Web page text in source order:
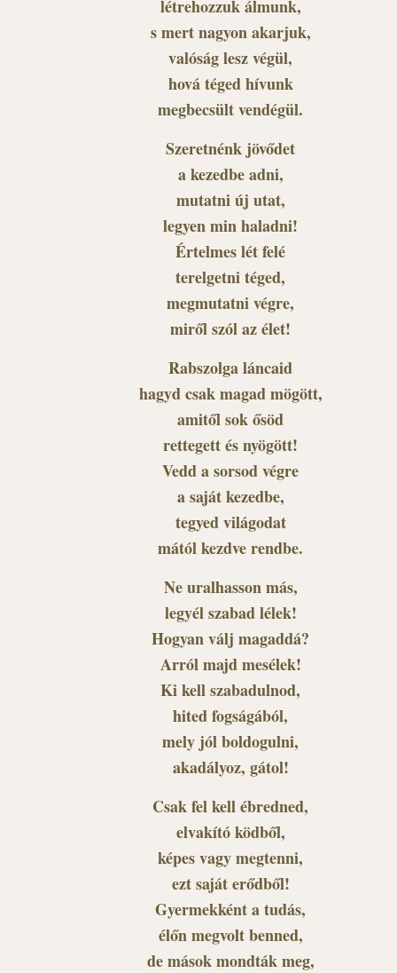
létrehozzuk álmunk,
s mert nagyon akarjuk,
valóság lesz végül,
hová téged hívunk
megbecsült vendégül.
Szeretnénk jövődet
a kezedbe adni,
mutatni új utat,
legyen min haladni!
Értelmes lét felé
terelgetni téged,
megmutatni végre,
miről szól az élet!
Rabszolga láncaid
hagyd csak magad mögött,
amitől sok ősöd
rettegett és nyögött!
Vedd a sorsod végre
a saját kezedbe,
tegyed világodat
mától kezdve rendbe.
Ne uralhasson más,
legyél szabad lélek!
Hogyan válj magaddá?
Arról majd mesélek!
Ki kell szabadulnod,
hited fogságából,
mely jól boldogulni,
akadályoz, gátol!
Csak fel kell ébredned,
elvakító ködből,
képes vagy megtenni,
ezt saját erődből!
Gyermekként a tudás,
élőn megvolt benned,
de mások mondták meg,